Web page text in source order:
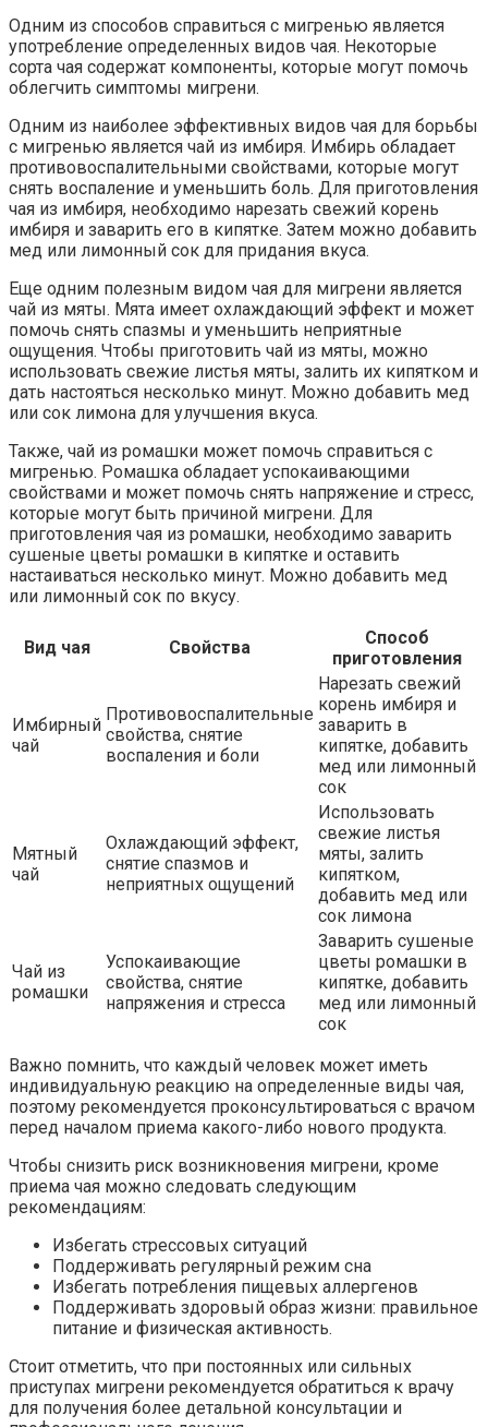
Одним из способов справиться с мигренью является
употребление определенных видов чая. Некоторые
сорта чая содержат компоненты, которые могут помочь
облегчить симптомы мигрени.
Одним из наиболее эффективных видов чая для борьбы
с мигренью является чай из имбиря. Имбирь обладает
противовоспалительными свойствами, которые могут
снять воспаление и уменьшить боль. Для приготовления
чая из имбиря, необходимо нарезать свежий корень
имбиря и заварить его в кипятке. Затем можно добавить
мед или лимонный сок для придания вкуса.
Еще одним полезным видом чая для мигрени является
чай из мяты. Мята имеет охлаждающий эффект и может
помочь снять спазмы и уменьшить неприятные
ощущения. Чтобы приготовить чай из мяты, можно
использовать свежие листья мяты, залить их кипятком и
дать настояться несколько минут. Можно добавить мед
или сок лимона для улучшения вкуса.
Также, чай из ромашки может помочь справиться с
мигренью. Ромашка обладает успокаивающими
свойствами и может помочь снять напряжение и стресс,
которые могут быть причиной мигрени. Для
приготовления чая из ромашки, необходимо заварить
сушеные цветы ромашки в кипятке и оставить
настаиваться несколько минут. Можно добавить мед
или лимонный сок по вкусу.
Вид чая Свойства
Способ
приготовления
Имбирный
чай
Противовоспалительные
свойства, снятие
воспаления и боли
Нарезать свежий
корень имбиря и
заварить в
кипятке, добавить
мед или лимонный
сок
Мятный
чай
Охлаждающий эффект,
снятие спазмов и
неприятных ощущений
Использовать
свежие листья
мяты, залить
кипятком,
добавить мед или
сок лимона
Чай из
ромашки
Успокаивающие
свойства, снятие
напряжения и стресса
Заварить сушеные
цветы ромашки в
кипятке, добавить
мед или лимонный
сок
Важно помнить, что каждый человек может иметь
индивидуальную реакцию на определенные виды чая,
поэтому рекомендуется проконсультироваться с врачом
перед началом приема какого-либо нового продукта.
Чтобы снизить риск возникновения мигрени, кроме
приема чая можно следовать следующим
рекомендациям:
Избегать стрессовых ситуаций
Поддерживать регулярный режим сна
Избегать потребления пищевых аллергенов
Поддерживать здоровый образ жизни: правильное
питание и физическая активность.
Стоит отметить, что при постоянных или сильных
приступах мигрени рекомендуется обратиться к врачу
для получения более детальной консультации и